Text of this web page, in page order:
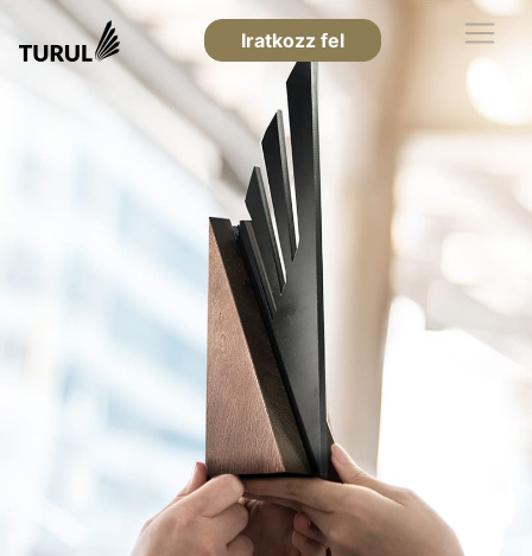
Iratkozz fel